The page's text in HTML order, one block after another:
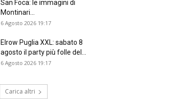
San Foca: le immagini di
Montinari...
6 Agosto 2026 19:17
Elrow Puglia XXL: sabato 8
agosto il party più folle del...
6 Agosto 2026 19:17
Carica altri